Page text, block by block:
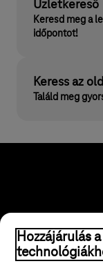
Üzletkereső
Keresd meg a
időpontot!
Keress az
Találd meg
© 2026 Magyar
Hozzájárulás